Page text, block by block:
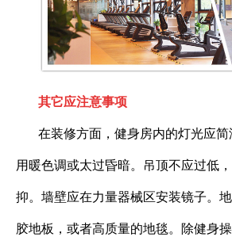
其它应注意事项
在装修方面，健身房内的灯光应
用暖色调或太过昏暗。吊顶不应过低
抑。墙壁应在力量器械区安装镜子。
胶地板，或者高质量的地毯。除健身